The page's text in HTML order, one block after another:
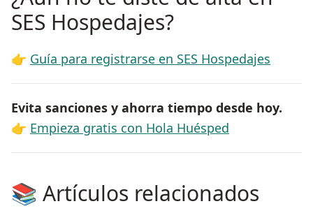
SES Hospedajes?
👉 Guía para registrarse en SES Hospedajes
Evita sanciones y ahorra tiempo desde hoy.
👉 Empieza gratis con Hola Huésped
📚 Artículos relacionados